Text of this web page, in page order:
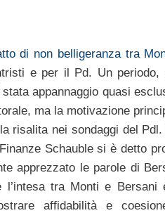
di non belligeranza tra
e per il Pd. Un periodo,
appannaggio quasi
ma la motivazione
risalita nei sondaggi del Pdl.
Schauble si è detto
apprezzato le parole di
l’intesa tra Monti e Bersani
affidabilità e